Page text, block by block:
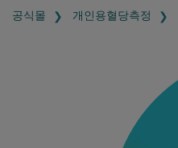
공식몰 개인용혈당측정